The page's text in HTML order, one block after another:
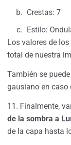
Crestas: 7
Estilo:
Los valores de
total de nuestra
También se
gausiano en caso
11. Finalmente,
de la sombra a
de la capa hasta